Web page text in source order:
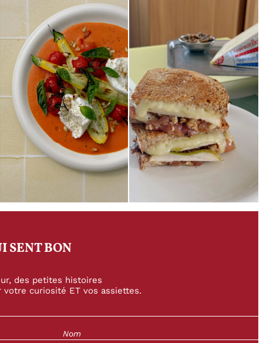
SENT BON
des petites histoires
curiosité ET vos assiettes.